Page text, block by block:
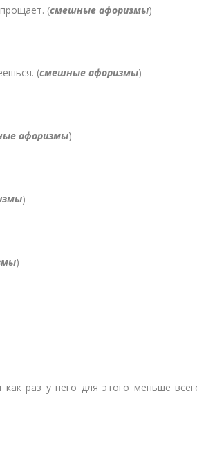
(смешные афоризмы)
(смешные афоризмы)
афоризмы)
)
)
раз у него для этого меньше